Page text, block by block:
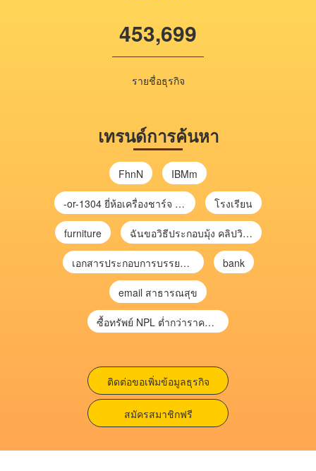
453,699
รายชื่อธุรกิจ
เทรนด์การค้นหา
FhnN IBMm
-or-1304 ยี่ห้อเครื่องชาร์จ chargecore โรงเรียน
furniture ฉันขอวิธีประกอบมุ้ง คลิปวิดีโอ การประกอบมุ้ง
เอกสารประกอบการบรรยาย การประเมินความเสี่ยงเพื่อวางแผนการตรวจสอบ \ bank
email สาธารณสุข
ซื้อทรัพย์ NPL ต่ำกว่าราคาตลาด 30-70% แบบไม่ต้องไปประมูล”
ติดต่อขอเพิ่มข้อมูลธุรกิจ
สมัครสมาชิกฟรี